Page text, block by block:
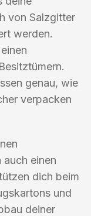
von Salzgitter
werden.
genau, wie
verpacken
einen
dich beim
und
deiner